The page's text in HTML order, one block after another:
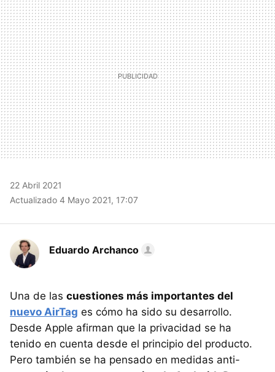
MAIL
22 Abril 2021
Actualizado 4 Mayo 2021, 17:07
Eduardo Archanco
Una de las cuestiones más importantes del
nuevo AirTag es cómo ha sido su desarrollo.
Desde Apple afirman que la privacidad se ha
tenido en cuenta desde el principio del producto.
Pero también se ha pensado en medidas anti-